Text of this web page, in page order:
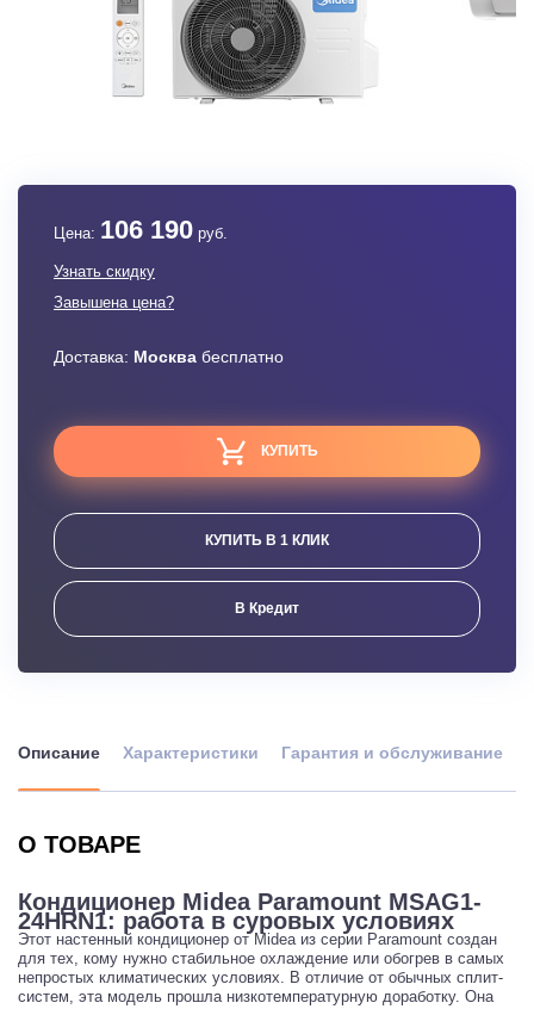
Цена: 106 190 руб.
Узнать скидку
Завышена цена?
Доставка: Москва бесплатно
КУПИТЬ
КУПИТЬ В 1 КЛИК
В Кредит
Описание Характеристики Гарантия и обслуживание
О ТОВАРЕ
Кондиционер Midea Paramount MSAG1-
24HRN1: работа в суровых условиях
Этот настенный кондиционер от Midea из серии Paramount создан
для тех, кому нужно стабильное охлаждение или обогрев в самых
непростых климатических условиях. В отличие от обычных сплит-
систем, эта модель прошла низкотемпературную доработку. Она